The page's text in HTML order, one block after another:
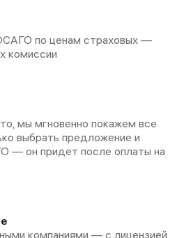
по ценам страховых —
комиссии
мы мгновенно покажем все
выбрать предложение и
— он придет после оплаты на
компаниями — с лицензией